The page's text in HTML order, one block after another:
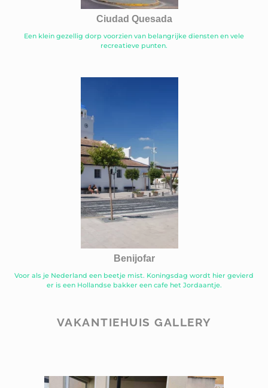
Ciudad Quesada
Een klein gezellig dorp voorzien van belangrijke diensten en vele
recreatieve punten.
Benijofar
Voor als je Nederland een beetje mist. Koningsdag wordt hier gevierd
er is een Hollandse bakker een cafe het Jordaantje.
VAKANTIEHUIS GALLERY